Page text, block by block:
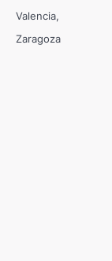
Valencia
Zaragoza